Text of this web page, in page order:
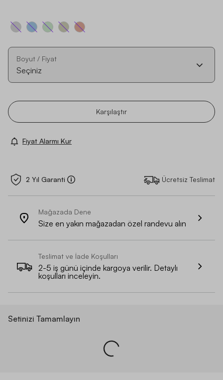
Boyut / Fiyat
Seçiniz
Karşılaştır
Fiyat Alarmı Kur
2 Yıl Garanti Ücretsiz Teslimat
Mağazada Dene
Size en yakın mağazadan özel randevu alın
Teslimat ve İade Koşulları
2-5 iş günü içinde kargoya verilir. Detaylı
koşulları inceleyin.
Setinizi Tamamlayın